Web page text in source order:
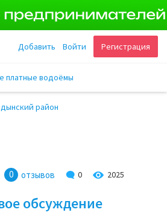
Регистрация
Войти
Добавить
платные водоёмы
район
0 отзывов 0 2025
обсуждение